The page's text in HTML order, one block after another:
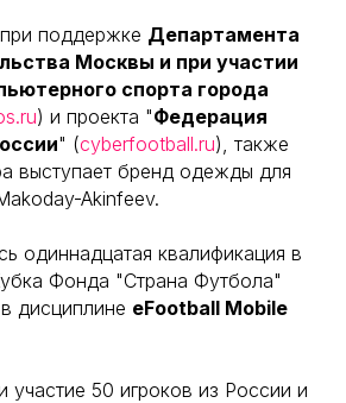
поддержке Департамента
Москвы и при участии
спорта города
) и проекта "Федерация
" (cyberfootball.ru), также
выступает бренд одежды для
Akinfeev.
одиннадцатая квалификация в
Фонда "Страна Футбола"
дисциплине eFootball Mobile
участие 50 игроков из России и